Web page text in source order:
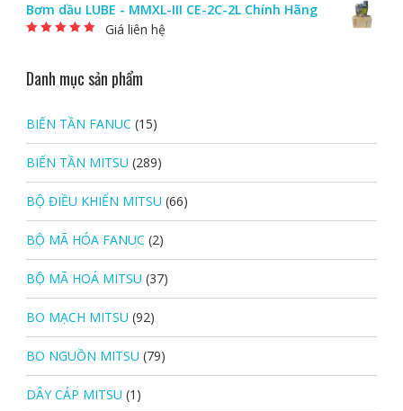
Bơm dầu LUBE - MMXL-III CE-2C-2L Chính Hãng
Giá liên hệ
Danh mục sản phẩm
BIẾN TẦN FANUC (15)
BIẾN TẦN MITSU (289)
BỘ ĐIỀU KHIỂN MITSU (66)
BỘ MÃ HÓA FANUC (2)
BỘ MÃ HOÁ MITSU (37)
BO MẠCH MITSU (92)
BO NGUỒN MITSU (79)
DÂY CÁP MITSU (1)